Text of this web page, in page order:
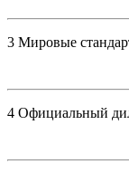
3 Мировые
4 Официальный